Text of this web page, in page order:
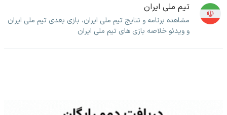
تیم ملی ایران
مشاهده برنامه و نتایج تیم ملی ایران، بازی بعدی تیم ملی ایران
و ویدئو خلاصه بازی های تیم ملی ایران